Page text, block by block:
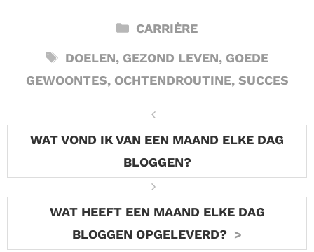
CATEGORIEËN
CARRIÈRE
TAGS
DOELEN, GEZOND LEVEN, GOEDE
GEWOONTES, OCHTENDROUTINE, SUCCES
WAT VOND IK VAN EEN MAAND ELKE DAG
BLOGGEN?
WAT HEEFT EEN MAAND ELKE DAG
BLOGGEN OPGELEVERD?